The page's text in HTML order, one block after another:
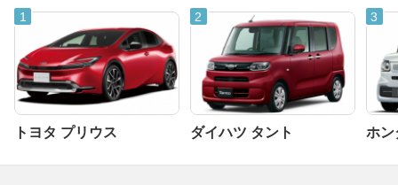
トヨタ プリウス ダイハツ タント ホン